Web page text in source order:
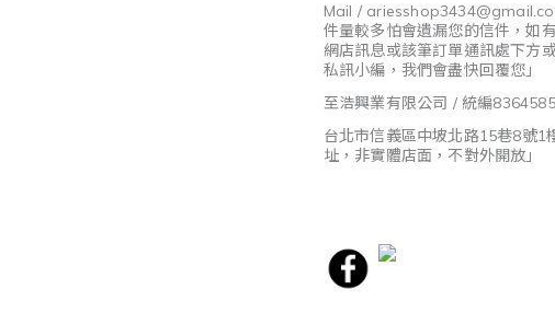
Mail /
件量較多怕會遺漏您的信件，如
網店訊息或該筆訂單通訊處下方
私訊小編，我們會盡快回覆您」
至浩興業有限公司 / 統編
台北市信義區中坡北路15巷8號1
址，非實體店面，不對外開放」